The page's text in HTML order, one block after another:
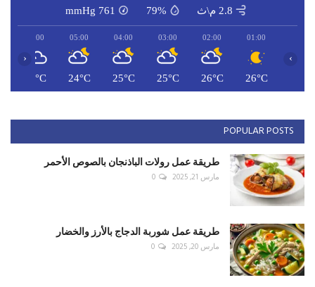
2.8 م\ث 79%
761
mmHg
01:00
26°C
02:00
26°C
03:00
25°C
04:00
25°C
05:00
24°C
06:00
24°C
‹ ›
POPULAR POSTS
طريقة عمل رولات الباذنجان بالصوص الأحمر
مارس 21, 2025 0
طريقة عمل شوربة الدجاج بالأرز والخضار
مارس 20, 2025 0